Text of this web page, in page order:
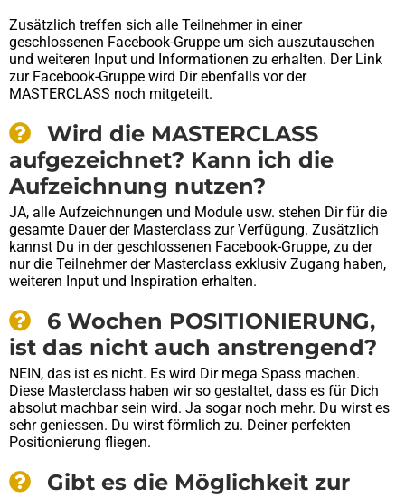
Zusätzlich treffen sich alle Teilnehmer in einer
geschlossenen Facebook-Gruppe um sich auszutauschen
und weiteren Input und Informationen zu erhalten. Der Link
zur Facebook-Gruppe wird Dir ebenfalls vor der
MASTERCLASS noch mitgeteilt.
Wird die MASTERCLASS
aufgezeichnet? Kann ich die
Aufzeichnung nutzen?
JA, alle Aufzeichnungen und Module usw. stehen Dir für die
gesamte Dauer der Masterclass zur Verfügung. Zusätzlich
kannst Du in der geschlossenen Facebook-Gruppe, zu der
nur die Teilnehmer der Masterclass exklusiv Zugang haben,
weiteren Input und Inspiration erhalten.
6 Wochen POSITIONIERUNG,
ist das nicht auch anstrengend?
NEIN, das ist es nicht. Es wird Dir mega Spass machen.
Diese Masterclass haben wir so gestaltet, dass es für Dich
absolut machbar sein wird. Ja sogar noch mehr. Du wirst es
sehr geniessen. Du wirst förmlich zu. Deiner perfekten
Positionierung fliegen.
Gibt es die Möglichkeit zur